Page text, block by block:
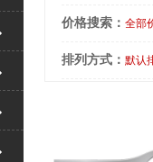
价格搜索： 全部
排列方式： 默认